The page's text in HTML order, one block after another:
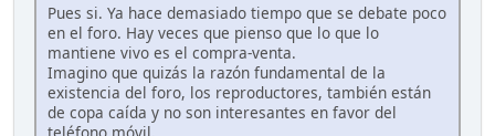
Pues si. Ya hace demasiado tiempo que se debate poco
en el foro. Hay veces que pienso que lo que lo
mantiene vivo es el compra-venta.
Imagino que quizás la razón fundamental de la
existencia del foro, los reproductores, también están
de copa caída y no son interesantes en favor del